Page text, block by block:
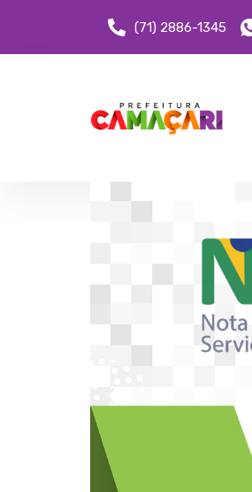
(71) 2886-1345